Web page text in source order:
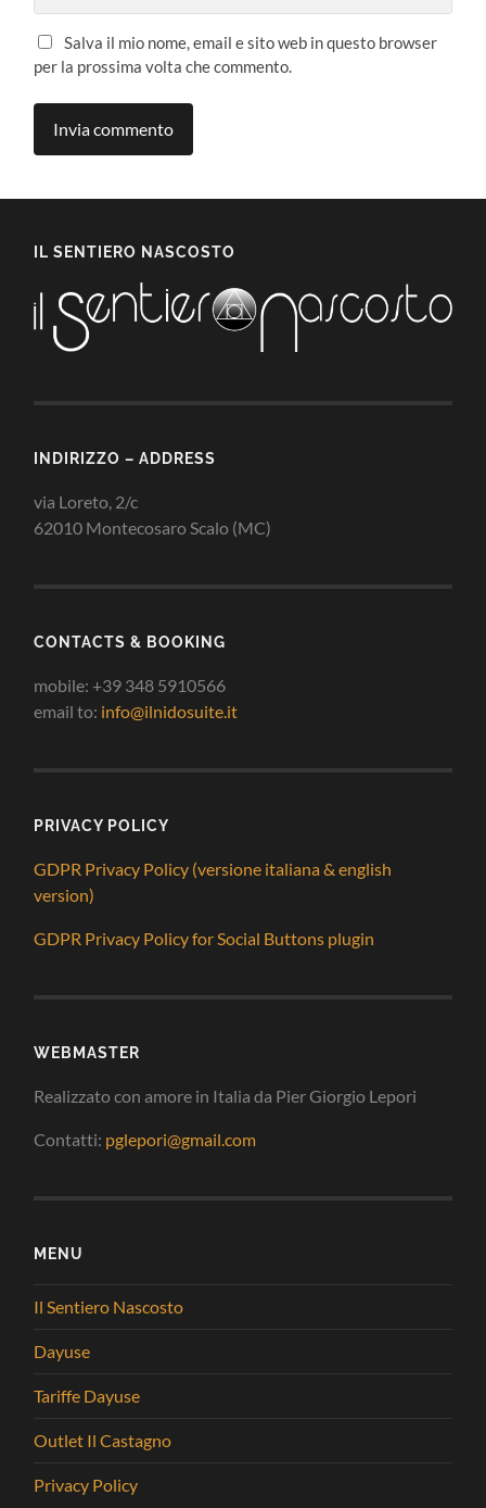
Salva il mio nome, email e sito web in questo browser
per la prossima volta che commento.
IL SENTIERO NASCOSTO
INDIRIZZO – ADDRESS
via Loreto, 2/c
62010 Montecosaro Scalo (MC)
CONTACTS & BOOKING
mobile: +39 348 5910566
email to: info@ilnidosuite.it
PRIVACY POLICY
GDPR Privacy Policy (versione italiana & english
version)
GDPR Privacy Policy for Social Buttons plugin
WEBMASTER
Realizzato con amore in Italia da Pier Giorgio Lepori
Contatti: pglepori@gmail.com
MENU
Il Sentiero Nascosto
Dayuse
Tariffe Dayuse
Outlet Il Castagno
Privacy Policy